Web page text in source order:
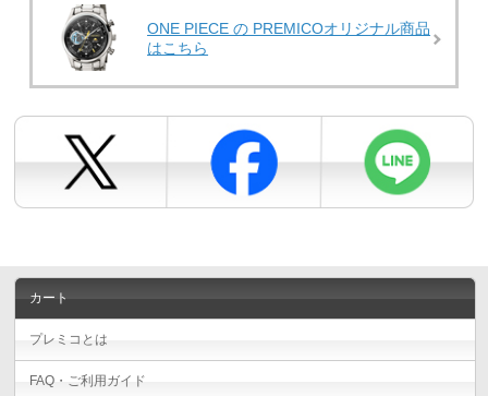
ONE PIECE の PREMICOオリジナル商品
はこちら
カート
プレミコとは
FAQ・ご利用ガイド